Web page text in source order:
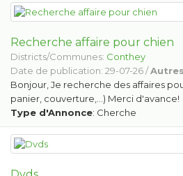
Recherche affaire pour chien
Districts/Communes: Conthey
Date de publication: 29-07-26 /Autres
Bonjour, Je recherche des affaires
panier, couverture,...) Merci d'avance!
Type d'Annonce: Cherche